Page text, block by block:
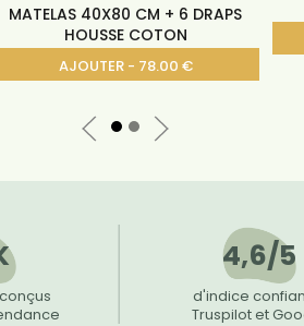
MATELAS 40X80 CM + 6 DRAPS
HOUSSE COTON
AJOUTER - 78.00 €
4,6/5
d'indice
Truspilot et